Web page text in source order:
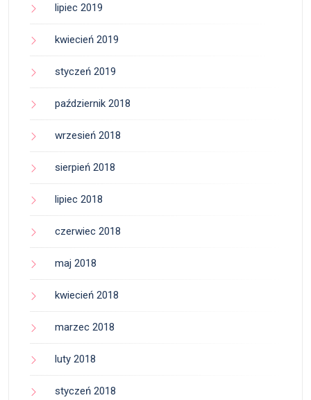
lipiec 2019
kwiecień 2019
styczeń 2019
październik 2018
wrzesień 2018
sierpień 2018
lipiec 2018
czerwiec 2018
maj 2018
kwiecień 2018
marzec 2018
luty 2018
styczeń 2018